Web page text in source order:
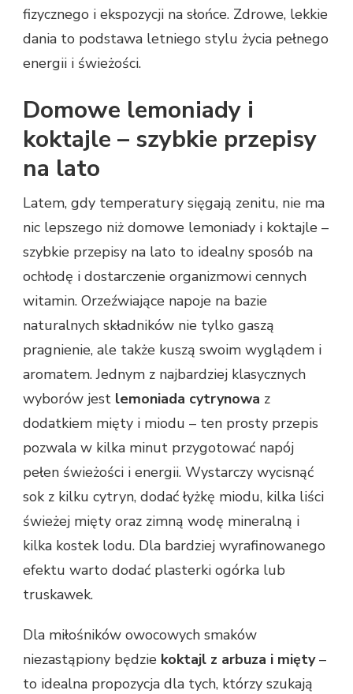
fizycznego i ekspozycji na słońce. Zdrowe, lekkie
dania to podstawa letniego stylu życia pełnego
energii i świeżości.
Domowe lemoniady i
koktajle – szybkie przepisy
na lato
Latem, gdy temperatury sięgają zenitu, nie ma
nic lepszego niż domowe lemoniady i koktajle –
szybkie przepisy na lato to idealny sposób na
ochłodę i dostarczenie organizmowi cennych
witamin. Orzeźwiające napoje na bazie
naturalnych składników nie tylko gaszą
pragnienie, ale także kuszą swoim wyglądem i
aromatem. Jednym z najbardziej klasycznych
wyborów jest lemoniada cytrynowa z
dodatkiem mięty i miodu – ten prosty przepis
pozwala w kilka minut przygotować napój
pełen świeżości i energii. Wystarczy wycisnąć
sok z kilku cytryn, dodać łyżkę miodu, kilka liści
świeżej mięty oraz zimną wodę mineralną i
kilka kostek lodu. Dla bardziej wyrafinowanego
efektu warto dodać plasterki ogórka lub
truskawek.
Dla miłośników owocowych smaków
niezastąpiony będzie koktajl z arbuza i mięty–
to idealna propozycja dla tych, którzy szukają